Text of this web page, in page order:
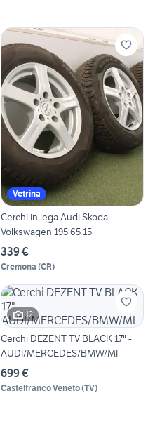
Vetrina
Cerchi in lega Audi Skoda
Volkswagen 195 65 15
339 €
Cremona (CR)
12
Cerchi DEZENT TV BLACK 17" -
AUDI/MERCEDES/BMW/MI
699 €
Castelfranco Veneto(TV)